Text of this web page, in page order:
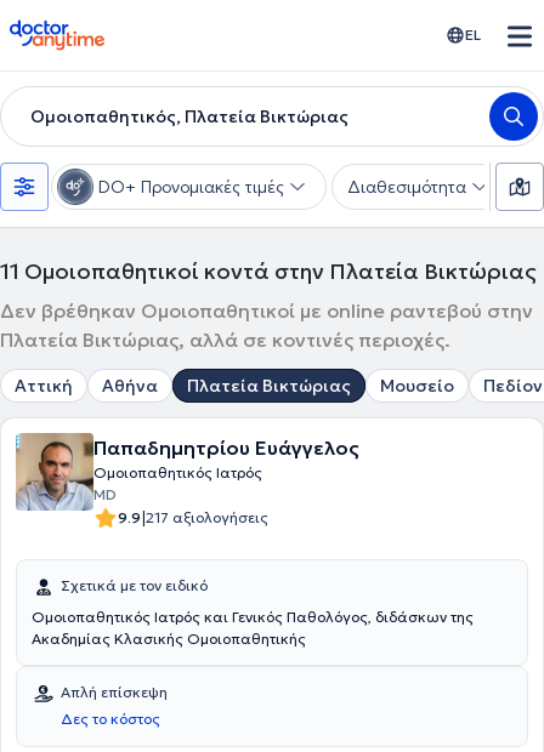
doctoranytime EL
Ομοιοπαθητικός, Πλατεία Βικτώριας
DO+ Προνομιακές τιμές Διαθεσιμότητα
11 Ομοιοπαθητικοί κοντά στην Πλατεία Βικτώριας
Δεν βρέθηκαν Ομοιοπαθητικοί με online ραντεβού στην
Πλατεία Βικτώριας, αλλά σε κοντινές περιοχές.
Αττική Αθήνα Πλατεία Βικτώριας Μουσείο
Παπαδημητρίου Ευάγγελος
Ομοιοπαθητικός Ιατρός
MD
9.9|217 αξιολογήσεις
Σχετικά με τον ειδικό
Ομοιοπαθητικός Ιατρός και Γενικός Παθολόγος, διδάσκων της
Ακαδημίας Κλασικής Ομοιοπαθητικής
Απλή επίσκεψη
Δες το κόστος